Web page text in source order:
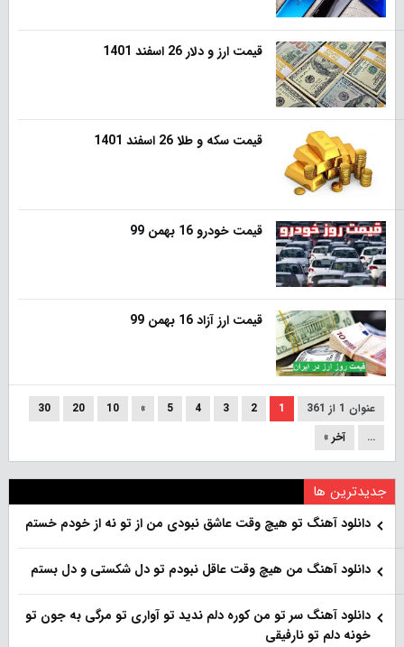
قیمت ارز و دلار 26 اسفند 1401
قیمت سکه و طلا 26 اسفند 1401
قیمت خودرو 16 بهمن 99
قیمت ارز آزاد 16 بهمن 99
عنوان 1 از 361 1
2
3
4
5
»
10
20
30
...
آخر »
جدیدترین ها
دانلود آهنگ تو هیچ وقت عاشق نبودی من از تو نه از خودم خستم
دانلود آهنگ من هیچ وقت عاقل نبودم تو دل شکستی و دل بستم
دانلود آهنگ سر تو من کوره دلم ندید تو آواری تو مرگی به جون تو
خونه دلم تو نارفیقی